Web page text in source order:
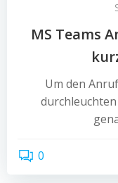
MS Teams
Um den
0